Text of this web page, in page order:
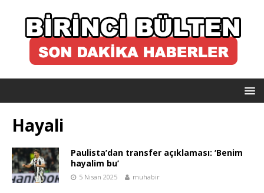
Hayali
Paulista’dan transfer açıklaması: ‘Benim
hayalim bu’
5 Nisan 2025 muhabir